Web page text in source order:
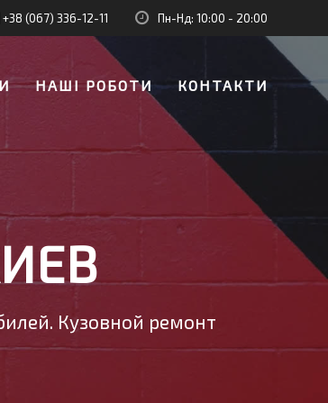
+38 (067) 336-12-11 Пн-Нд: 10:00 - 20:00
НАШІ РОБОТИ КОНТАКТИ
Кузовной ремонт